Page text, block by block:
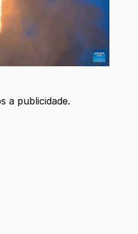
a publicidade.